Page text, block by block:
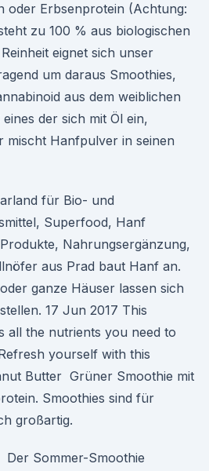
oder Erbsenprotein (Achtung:
zu 100 % aus biologischen
eignet sich unser
um daraus Smoothies,
aus dem weiblichen
der sich mit Öl ein,
mischt Hanfpulver in seinen
für Bio- und
Superfood, Hanf
Nahrungsergänzung,
aus Prad baut Hanf an.
ganze Häuser lassen sich
17 Jun 2017 This
all the nutrients you need to
yourself with this
Butter Grüner Smoothie mit
Smoothies sind für
großartig.
Der Sommer-Smoothie